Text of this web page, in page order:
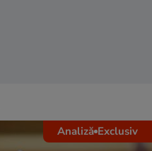
Analiză Exclusiv